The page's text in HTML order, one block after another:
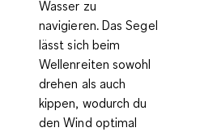
Wasser zu
navigieren. Das Segel
lässt sich beim
Wellenreiten sowohl
drehen als auch
kippen, wodurch du
den Wind optimal